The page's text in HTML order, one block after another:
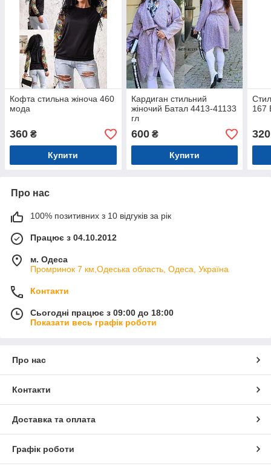
Кофта стильна жіноча 460
мода
360 ₴
Купити
Кардиган стильний
жіночий Батал 4413-41133
гл
600₴
Купити
167
320
Про нас
100% позитивних з 10 відгуків за рік
Працює з 04.10.2012
м. Одеса
Промринок 7 км,Одеська область, Одеса, Україна
Контакти
Сьогодні працює з 09:00 до 18:00
Показати весь графік роботи
Про нас
Контакти
Доставка та оплата
Графік роботи